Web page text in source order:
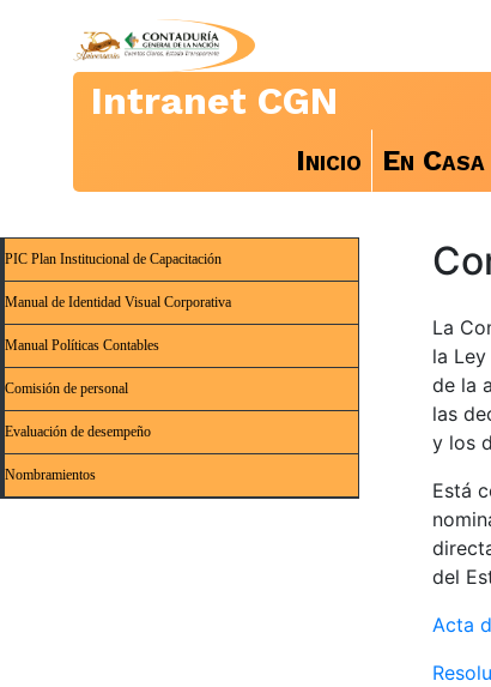
Intranet CGN
Inicio En Casa
PIC Plan Institucional de Capacitación
Manual de Identidad Visual Corporativa
Manual Políticas Contables
Comisión de personal
Evaluación de desempeño
Nombramientos
La
la
de la
las
y los
Está
del
Acta